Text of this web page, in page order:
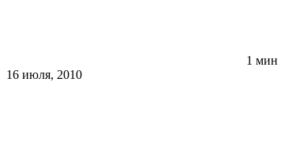
1 мин
16 июля, 2010